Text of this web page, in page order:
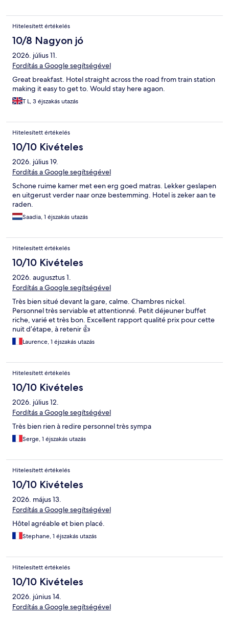
Hitelesített értékelés
10/8 Nagyon jó
2026. július 11.
Fordítás a Google segítségével
Great breakfast. Hotel straight across the road from train station
making it easy to get to. Would stay here agaon.
T L, 3 éjszakás utazás
Hitelesített értékelés
10/10 Kivételes
2026. július 19.
Fordítás a Google segítségével
Schone ruime kamer met een erg goed matras. Lekker geslapen
en uitgerust verder naar onze bestemming. Hotel is zeker aan te
raden.
Saadia, 1 éjszakás utazás
Hitelesített értékelés
10/10 Kivételes
2026. augusztus 1.
Fordítás a Google segítségével
Très bien situé devant la gare, calme. Chambres nickel.
Personnel très serviable et attentionné. Petit déjeuner buffet
riche, varié et très bon. Excellent rapport qualité prix pour cette
nuit d’étape, à retenir 👍
Laurence, 1 éjszakás utazás
Hitelesített értékelés
10/10 Kivételes
2026. július 12.
Fordítás a Google segítségével
Très bien rien à redire personnel très sympa
Serge, 1 éjszakás utazás
Hitelesített értékelés
10/10 Kivételes
2026. május 13.
Fordítás a Google segítségével
Hôtel agréable et bien placé.
Stephane, 1 éjszakás utazás
Hitelesített értékelés
10/10 Kivételes
2026. június 14.
Fordítás a Google segítségével